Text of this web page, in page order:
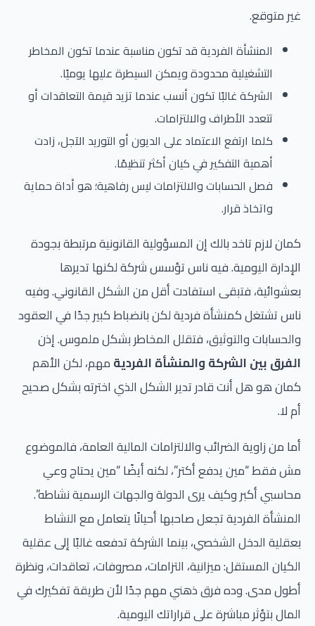
غير متوقع.
المنشأة الفردية قد تكون مناسبة عندما تكون المخاطر
التشغيلية محدودة ويمكن السيطرة عليها يوميًا.
الشركة غالبًا تكون أنسب عندما تزيد قيمة التعاقدات أو
تتعدد الأطراف والالتزامات.
كلما ارتفع الاعتماد على الديون أو التوريد الآجل، زادت
أهمية التفكير في كيان أكثر تنظيمًا.
فصل الحسابات والالتزامات ليس رفاهية؛ هو أداة حماية
واتخاذ قرار.
كمان لازم تاخد بالك إن المسؤولية القانونية مرتبطة بجودة
الإدارة اليومية. فيه ناس تؤسس شركة لكنها تديرها
بعشوائية، فتبقى استفادت أقل من الشكل القانوني. وفيه
ناس تشتغل كمنشأة فردية لكن بانضباط كبير جدًا في العقود
والحسابات والتوثيق، فتقلل المخاطر بشكل ملموس. إذن
الفرق بين الشركة والمنشأة الفرديةمهم، لكن الأهم
كمان هو هل أنت قادر تدير الشكل الذي اخترته بشكل صحيح
أم لا.
أما من زاوية الضرائب والالتزامات المالية العامة، فالموضوع
مش فقط “مين يدفع أكتر”، لكنه أيضًا “مين يحتاج وعي
محاسبي أكبر وكيف يرى الدولة والجهات الرسمية نشاطه”.
المنشأة الفردية تجعل صاحبها أحيانًا يتعامل مع النشاط
بعقلية الدخل الشخصي، بينما الشركة تدفعه غالبًا إلى عقلية
الكيان المستقل: ميزانية، التزامات، مصروفات، تعاقدات، ونظرة
أطول مدى. وده فرق ذهني مهم جدًا لأن طريقة تفكيرك في
المال بتؤثر مباشرة على قراراتك اليومية.